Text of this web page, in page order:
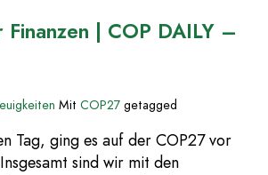
| COP DAILY –
Mit COP27 getagged
Tag, ging es auf der COP27 vor
sind wir mit den